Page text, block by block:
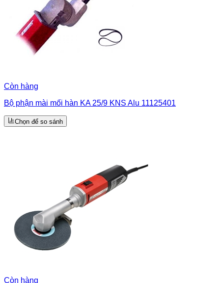
Còn hàng
Bộ phận mài mối hàn KA 25/9 KNS Alu 11125401
Chọn để so sánh
Còn hàng